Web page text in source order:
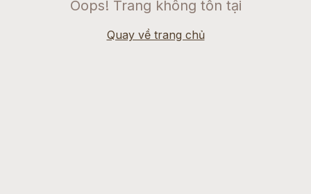
Oops! Trang không tồn tại
Quay về trang chủ